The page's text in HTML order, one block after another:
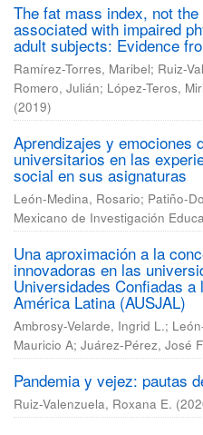
The fat mass index, not
associated with impaired
adult subjects: Evidence
Ramírez-Torres, Maribel; Ruiz-
Romero, Julián; López-Teros,
(2019)
Aprendizajes y emociones
universitarios en las
social en sus asignaturas
León-Medina, Rosario; Patiño-
Mexicano de Investigación
Una aproximación a la
innovadoras en las
Universidades Confiadas
América Latina (AUSJAL)
Ambrosy-Velarde, Ingrid L.;
Mauricio A; Juárez-Pérez, José
Pandemia y vejez: pautas
Ruiz-Valenzuela, Roxana E. (